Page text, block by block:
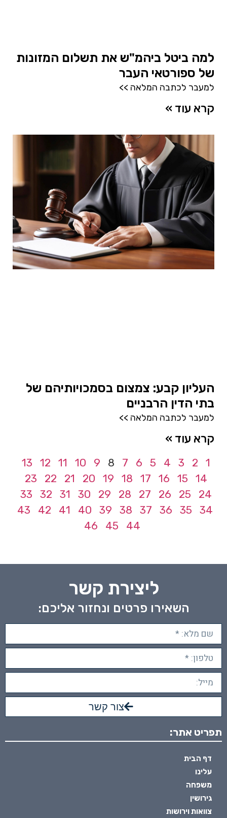
למה ביטל ביהמ"ש את תשלום המזונות
של ספורטאי העבר
למעבר לכתבה המלאה >>
קרא עוד »
העליון קבע: צמצום בסמכויותיהם של
בתי הדין הרבניים
למעבר לכתבה המלאה >>
קרא עוד »
1
2
3
4
5
6
7
8
9
10
11
12
13
14
15
16
17
18
19
20
21
22
23
24
25
26
27
28
29
30
31
32
33
34
35
36
37
38
39
40
41
42
43
44
45
46
ליצירת קשר
השאירו פרטים ונחזור אליכם:
צור קשר
תפריט אתר:
דף הבית
עלינו
משפחה
גירושין
צוואות וירושות